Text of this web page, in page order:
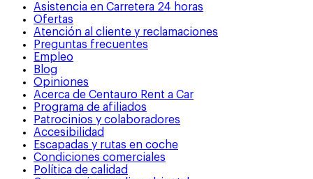
Asistencia en Carretera 24 horas
Ofertas
Atención al cliente y reclamaciones
Preguntas frecuentes
Empleo
Blog
Opiniones
Acerca de Centauro Rent a Car
Programa de afiliados
Patrocinios y colaboradores
Accesibilidad
Escapadas y rutas en coche
Condiciones comerciales
Política de calidad